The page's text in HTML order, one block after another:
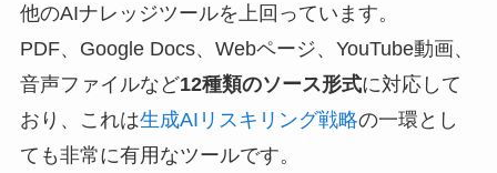
他のAIナレッジツールを上回っています。
PDF、Google Docs、Webページ、YouTube動画、
音声ファイルなど12種類のソース形式に対応して
おり、これは生成AIリスキリング戦略の一環とし
ても非常に有用なツールです。